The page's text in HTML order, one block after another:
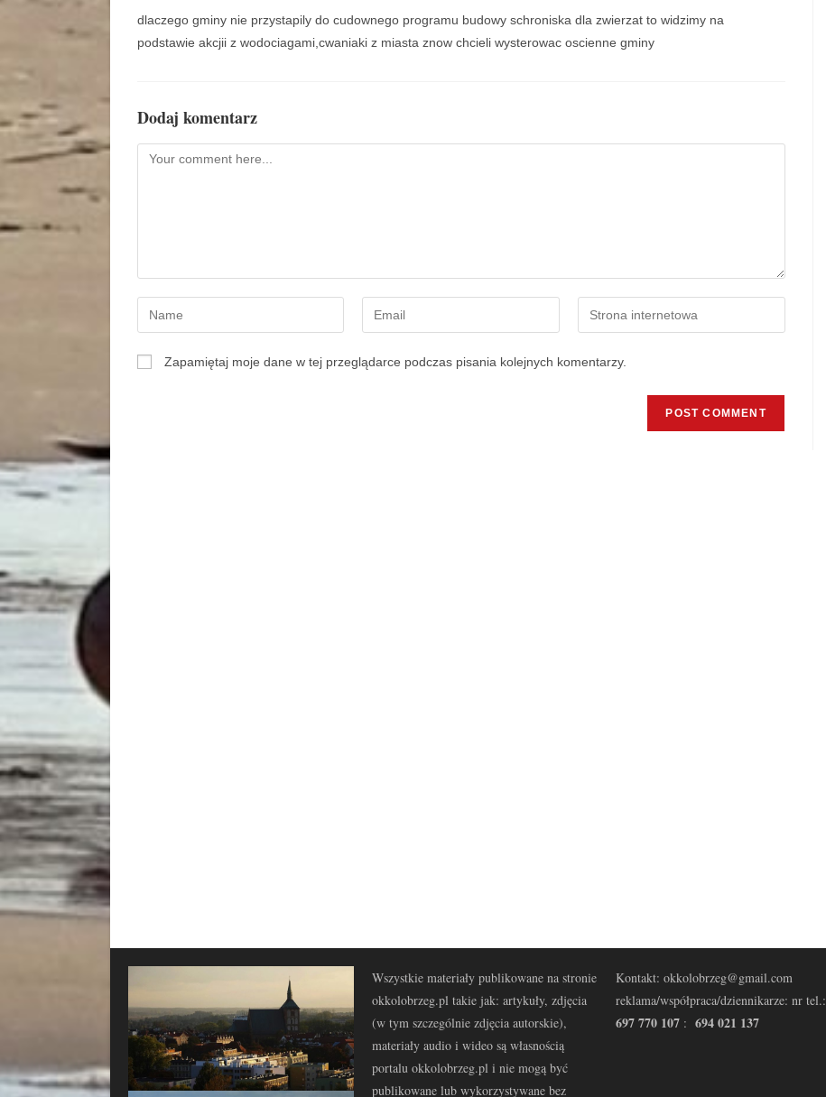
dlaczego gminy nie przystapily do cudownego programu budowy schroniska dla zwierzat to widzimy na
podstawie akcjii z wodociagami,cwaniaki z miasta znow chcieli wysterowac oscienne gminy
Dodaj komentarz
Zapamiętaj moje dane w tej przeglądarce podczas pisania kolejnych komentarzy.
Wszystkie materiały publikowane na stronie
okkolobrzeg.pl takie jak: artykuły, zdjęcia
(w tym szczególnie zdjęcia autorskie),
materiały audio i wideo są własnością
portalu okkolobrzeg.pl i nie mogą być
publikowane lub wykorzystywane bez
Kontakt: okkolobrzeg@gmail.com
reklama/współpraca/dziennikarze: nr tel.:
697 770 107 : 694 021 137